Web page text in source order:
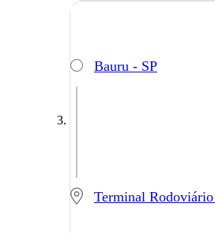
Bauru - SP